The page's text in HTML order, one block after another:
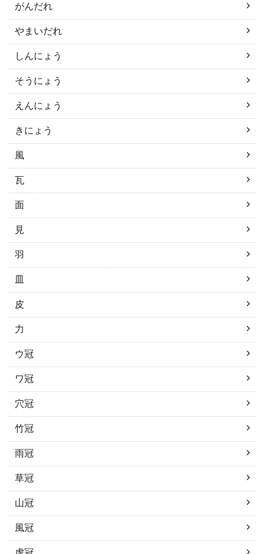
がんだれ
やまいだれ
しんにょう
そうにょう
えんにょう
きにょう
風
瓦
面
見
羽
皿
皮
力
ウ冠
ワ冠
穴冠
竹冠
雨冠
草冠
山冠
風冠